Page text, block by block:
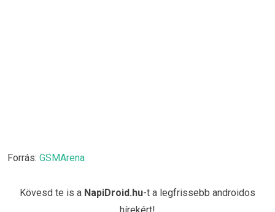
Forrás: GSMArena
Kövesd te is a NapiDroid.hu-t a legfrissebb androidos